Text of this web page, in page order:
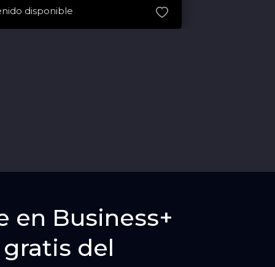
disponible
en Business+
del